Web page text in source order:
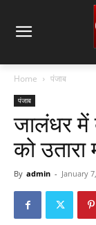
Home पंजाब
पंजाब
जालंधर में
को
By admin - January